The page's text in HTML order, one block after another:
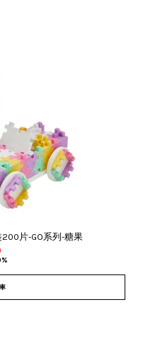
片-GO系列-糖果